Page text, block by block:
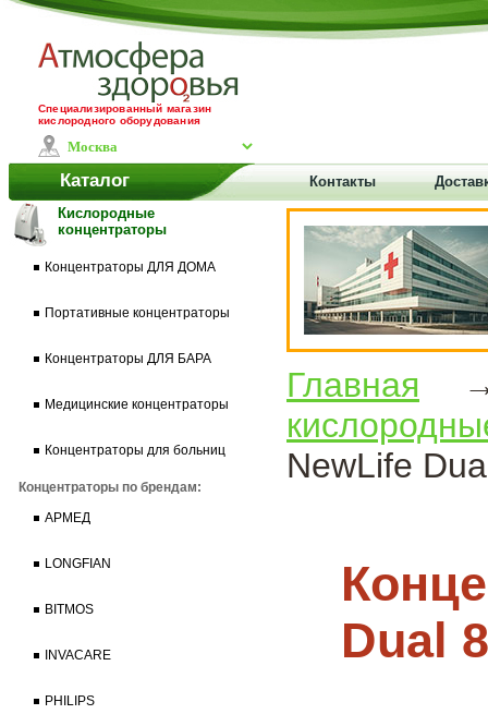
Специализированный магазин
кислородного оборудования
Каталог Контакты
Кислородные
концентраторы
Концентраторы ДЛЯ ДОМА
Портативные концентраторы
Концентраторы ДЛЯ БАРА
Медицинские концентраторы
Концентраторы для больниц
Концентраторы по брендам:
АРМЕД
LONGFIAN
BITMOS
INVACARE
PHILIPS
Главная
NewLife
Dual